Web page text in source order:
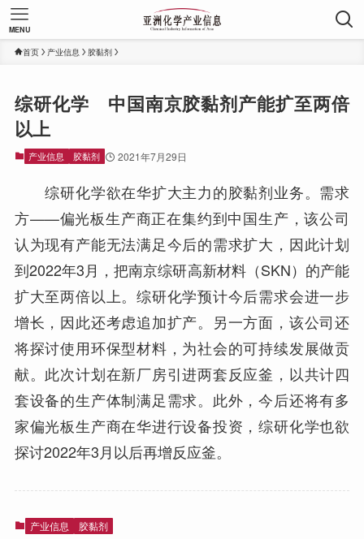
MENU
首页 产业信息 胶黏剂
综研化学 中国南京胶黏剂产能扩至两倍
以上
产业信息 胶黏剂 2021年7月29日
综研化学欲在华扩大主力的胶黏剂业务。需求
方——偏光板生产商正在集约到中国生产，该公司
认为现有产能无法满足今后的需求扩大，因此计划
到2022年3月，把南京综研高新材料（SKN）的产能
扩大至两倍以上。综研化学预计今后需求会进一步
增长，因此还考虑追加扩产。另一方面，该公司还
将探讨使用环保型材料，为社会的可持续发展做贡
献。此次计划在新厂房引进两套反应釜，以共计四
套设备的生产体制满足需求。此外，今后还将有多
家偏光板生产商在华进行设备投资，综研化学也欲
探讨2022年3月以后再增反应釜。
产业信息 胶黏剂